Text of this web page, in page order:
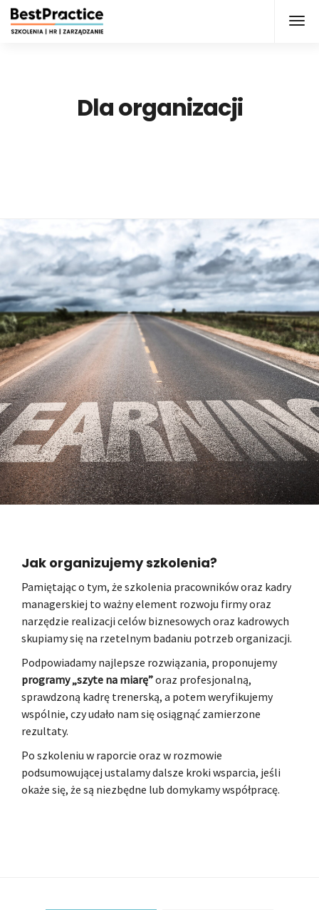
Dla organizacji
Jak organizujemy szkolenia?
Pamiętając o tym, że szkolenia pracowników oraz kadry
managerskiej to ważny element rozwoju firmy oraz
narzędzie realizacji celów biznesowych oraz kadrowych
skupiamy się na rzetelnym badaniu potrzeb organizacji.
Podpowiadamy najlepsze rozwiązania, proponujemy
programy „szyte na miarę”oraz profesjonalną,
sprawdzoną kadrę trenerską, a potem weryfikujemy
wspólnie, czy udało nam się osiągnąć zamierzone
rezultaty.
Po szkoleniu w raporcie oraz w rozmowie
podsumowującej ustalamy dalsze kroki wsparcia, jeśli
okaże się, że są niezbędne lub domykamy współpracę.